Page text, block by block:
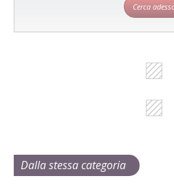
Cerca
Dalla stessa categoria